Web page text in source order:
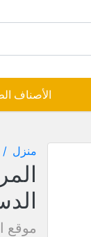
الأصناف
منزل
الدسم
موقع